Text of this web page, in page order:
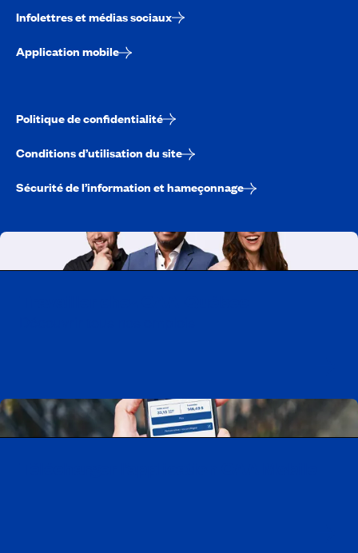
Infolettres et médias sociaux
Application mobile
Politique de confidentialité
Conditions d’utilisation du site
Sécurité de l’information et hameçonnage